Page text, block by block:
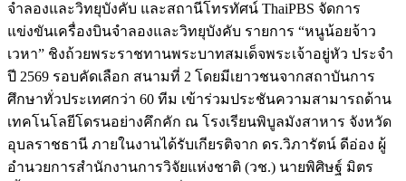
จำลองและวิทยุบังคับ และสถานีโทรทัศน์ ThaiPBS จัดการ
แข่งขันเครื่องบินจำลองและวิทยุบังคับ รายการ “หนูน้อยจ้าว
เวหา” ชิงถ้วยพระราชทานพระบาทสมเด็จพระเจ้าอยู่หัว ประจำ
ปี 2569 รอบคัดเลือก สนามที่ 2 โดยมีเยาวชนจากสถาบันการ
ศึกษาทั่วประเทศกว่า 60 ทีม เข้าร่วมประชันความสามารถด้าน
เทคโนโลยีโดรนอย่างคึกคัก ณ โรงเรียนพิบูลมังสาหาร จังหวัด
อุบลราชธานี ภายในงานได้รับเกียรติจาก ดร.วิภารัตน์ ดีอ่อง ผู้
อำนวยการสำนักงานการวิจัยแห่งชาติ (วช.) นายพิศิษฐ์ มิตร